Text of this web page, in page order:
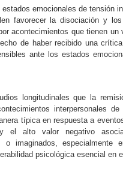
emocionales de tensión
favorecer la disociación y los
acontecimientos que tienen un
de haber recibido una
ante los estados
longitudinales que la
interpersonales
típica en respuesta a
el alto valor negativo
o imaginados, especialmente
psicológica esencial en